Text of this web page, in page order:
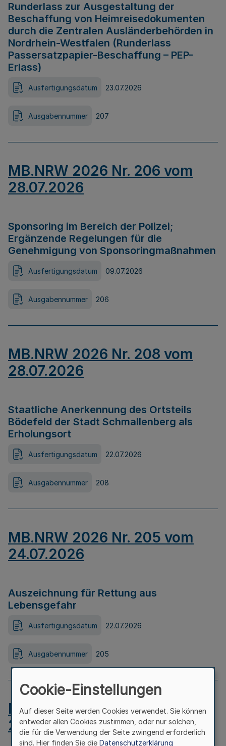
Runderlass zur Ausgestaltung der
Beschaffung von Heimreisedokumenten
durch die Zentralen Ausländerbehörden in
Nordrhein-Westfalen (Runderlass
Passersatzpapier-Beschaffung – PEP-
Erlass)
Ausfertigungsdatum 23.07.2026
Ausgabennummer 207
MB.NRW 2026 Nr. 206 vom
28.07.2026
Sponsoring im Bereich der Polizei;
Ergänzende Regelungen für die
Genehmigung von Sponsoringmaßnahmen
Ausfertigungsdatum 09.07.2026
Ausgabennummer 206
MB.NRW 2026 Nr. 208 vom
28.07.2026
Staatliche Anerkennung des Ortsteils
Bödefeld der Stadt Schmallenberg als
Erholungsort
Ausfertigungsdatum 22.07.2026
Ausgabennummer 208
MB.NRW 2026 Nr. 205 vom
24.07.2026
Auszeichnung für Rettung aus
Lebensgefahr
Ausfertigungsdatum 22.07.2026
Ausgabennummer 205
MB.NRW 2026 Nr. 204 vom
24.07.2026
Cookie-Einstellungen
Auf dieser Seite werden Cookies verwendet. Sie können
entweder allen Cookies zustimmen, oder nur solchen,
die für die Verwendung der Seite zwingend erforderlich
sind. Hier finden Sie die Datenschutzerklärung